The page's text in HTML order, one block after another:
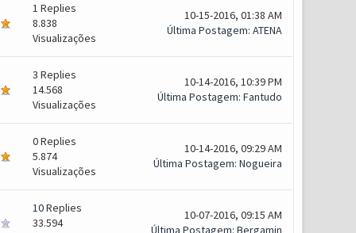
1 Replies
8.838
Visualizações
10-15-2016, 01:38 AM
Última Postagem: ATENA
3 Replies
14.568
Visualizações
10-14-2016, 10:39 PM
Última Postagem: Fantudo
0Replies
5.874
Visualizações
10-14-2016, 09:29 AM
Última Postagem: Nogueira
10Replies
33.594
10-07-2016, 09:15 AM
Última Postagem: Bergamin